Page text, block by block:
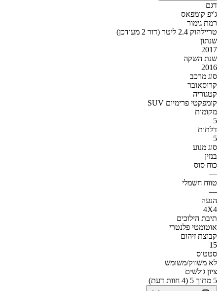
דגם
ג'יפ קומפאס
רמת גימור
טריילהוק 2.4 ליטר (דור 2 מעודכן)
שנתון
2017
שנת השקה
2016
סוג מרכב
קרוסאובר
קטגוריה
SUV קומפקטי פרימיום
מקומות
5
דלתות
5
סוג מנוע
בנזין
כוח סוס
—
טווח חשמלי
—
הנעה
4X4
תיבת הילוכים
אוטומטי פלנטרי
קבוצת זיהום
15
סטטוס
לא משווק/משומש
ציון גולשים
5 מתוך 5 (4 חוות דעת)